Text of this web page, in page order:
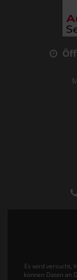
Es wird versucht,
können Daten an